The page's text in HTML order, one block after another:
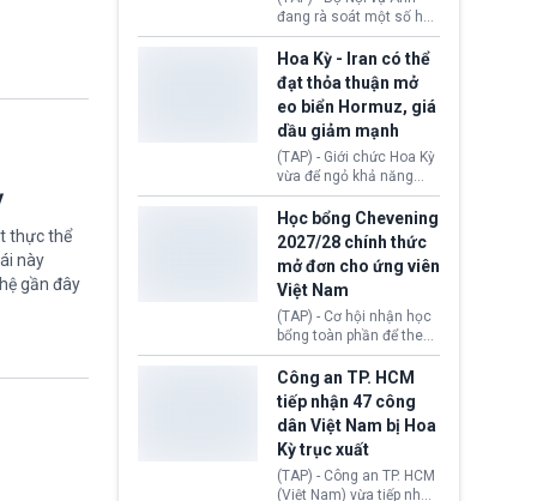
thực thể
này
gần đây
chuẩn sức khỏe chỉ vì
chi phí điều trị khi nộp hồ
đang rà soát một số hồ
sơ thuộc Chương trình
Định cư EU (EU
Settlement Scheme -
EUSS) sau khi xác định
có trường hợp được cấp
quy chế cư trú hậu
Brexit “do nhầm lẫn”.
Động thái này làm dấy
lên lo ngại về việc thực
thi Thỏa thuận Rút khỏi
Liên minh châu Âu
(Withdrawal
Agreement).
Hoa Kỳ - Iran có thể
đạt thỏa thuận mở
eo biển Hormuz, giá
dầu giảm mạnh
(TAP) - Giới chức Hoa Kỳ
vừa để ngỏ khả năng
sớm đạt thỏa thuận với
Iran nhằm mở lại eo biển
Hormuz, mở đường cho
việc khôi phục hoạt
động hàng hải. Những
tín hiệu ngoại giao tích
cực này lập tức tác động
đến thị trường năng
lượng, kéo giá dầu thế
giới lùi sâu xuống dưới
mức 80 USD/thùng.
Học bổng Chevening
2027/28 chính thức
mở đơn cho ứng viên
Việt Nam
(TAP) - Cơ hội nhận học
bổng toàn phần để theo
học chương trình thạc sĩ
tại Vương quốc Anh đã
chính thức quay trở lại.
Học bổng Chevening
2027/28 của Chính phủ
Anh vừa mở cổng ứng
tuyển dành riêng ứng
viên Việt Nam, hỗ trợ
Công an TP. HCM
tiếp nhận 47 công
dân Việt Nam bị Hoa
Kỳ trục xuất
(TAP) - Công an TP. HCM
(Việt Nam) vừa tiếp nhận